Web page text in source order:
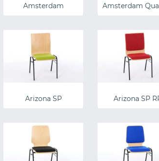
Amsterdam Amsterdam
Arizona SP Arizona SP